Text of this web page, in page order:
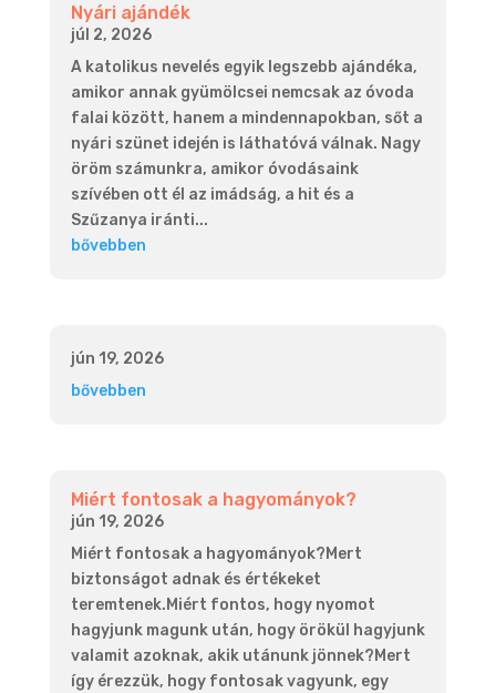
Nyári ajándék
júl 2, 2026
A katolikus nevelés egyik legszebb ajándéka,
amikor annak gyümölcsei nemcsak az óvoda
falai között, hanem a mindennapokban, sőt a
nyári szünet idején is láthatóvá válnak. Nagy
öröm számunkra, amikor óvodásaink
szívében ott él az imádság, a hit és a
Szűzanya iránti...
bővebben
jún 19, 2026
bővebben
Miért fontosak a hagyományok?
jún 19, 2026
Miért fontosak a hagyományok?Mert
biztonságot adnak és értékeket
teremtenek.Miért fontos, hogy nyomot
hagyjunk magunk után, hogy örökül hagyjunk
valamit azoknak, akik utánunk jönnek?Mert
így érezzük, hogy fontosak vagyunk, egy